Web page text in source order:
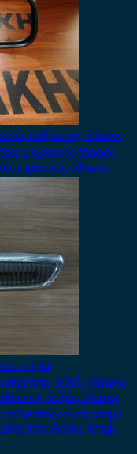
καθρέπτης άβαφος
μηχανικός άβαφος
εμπρός
δεξιός άβαφος
δεξιός ασημί